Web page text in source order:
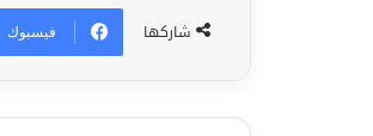
شاركها فيسبوك